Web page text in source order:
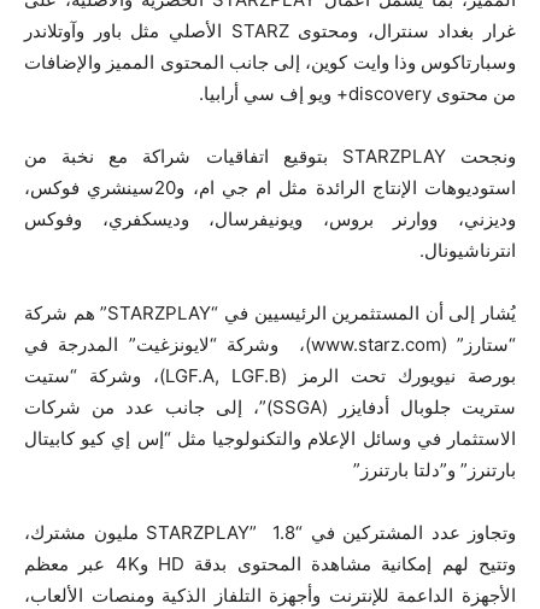
غرار بغداد سنترال، ومحتوى STARZ الأصلي مثل باور وآوتلاندر
وسبارتاكوس وذا وايت كوين، إلى جانب المحتوى المميز والإضافات
من محتوى discovery+ ويو إف سي أرابيا.
ونجحت STARZPLAY بتوقيع اتفاقيات شراكة مع نخبة من
استوديوهات الإنتاج الرائدة مثل ام جي ام، و20سينشري فوكس،
وديزني، ووارنر بروس، ويونيفرسال، وديسكفري، وفوكس
انترناشيونال.
يُشار إلى أن المستثمرين الرئيسيين في “STARZPLAY” هم شركة
“ستارز” (www.starz.com)، وشركة “لايونزغيت” المدرجة في
بورصة نيويورك تحت الرمز (LGF.A, LGF.B)، وشركة “ستيت
ستريت جلوبال أدفايزر (SSGA)”، إلى جانب عدد من شركات
الاستثمار في وسائل الإعلام والتكنولوجيا مثل “إس إي كيو كابيتال
بارتنرز” و”دلتا بارتنرز”
وتجاوز عدد المشتركين في “STARZPLAY” 1.8 مليون مشترك،
وتتيح لهم إمكانية مشاهدة المحتوى بدقة HD و4K عبر معظم
الأجهزة الداعمة للإنترنت وأجهزة التلفاز الذكية ومنصات الألعاب،